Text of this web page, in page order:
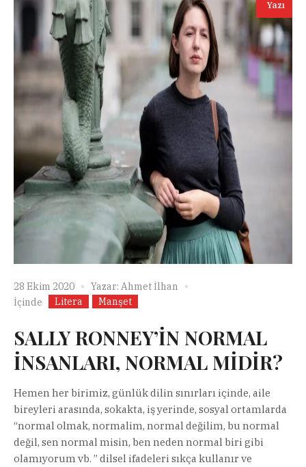
Yazı
28 Ekim 2020 Yazar: Ahmet İlhan
İçinde
Litera Manşet
SALLY RONNEY’İN NORMAL
İNSANLARI, NORMAL MİDİR?
Hemen her birimiz, günlük dilin sınırları içinde, aile
bireyleri arasında, sokakta, iş yerinde, sosyal ortamlarda
“normal olmak, normalim, normal değilim, bu normal
değil, sen normal misin, ben neden normal biri gibi
olamıyorum vb. ” dilsel ifadeleri sıkça kullanır ve